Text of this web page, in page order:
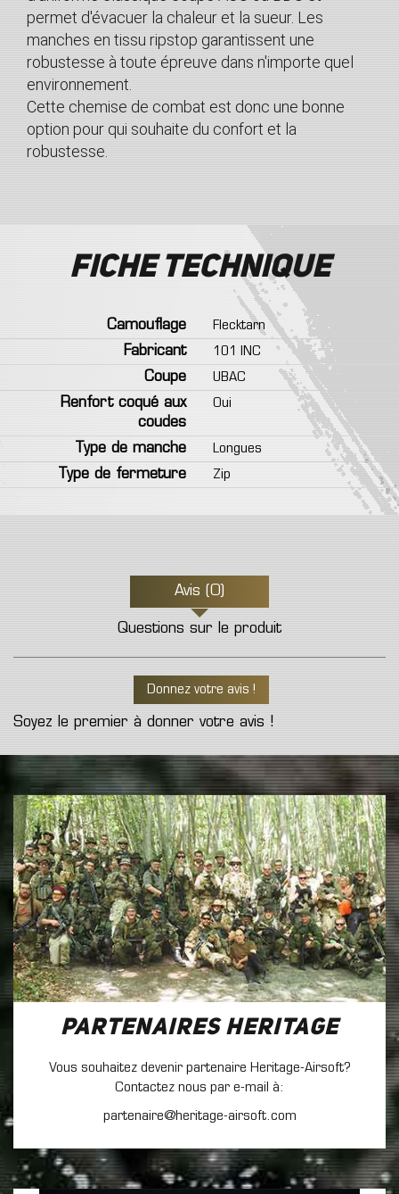
permet d'évacuer la chaleur et la sueur. Les
manches en tissu ripstop garantissent une
robustesse à toute épreuve dans n'importe quel
environnement.
Cette chemise de combat est donc une bonne
option pour qui souhaite du confort et la
robustesse.
Fiche technique
Camouflage
Flecktarn
Fabricant
101 INC
Coupe
UBAC
Renfort coqué aux
coudes
Oui
Type de manche
Longues
Type de fermeture
Zip
Avis (0)
Questions sur le produit
Donnez votre avis !
Soyez le premier à donner votre avis !
Partenaires Heritage
Vous souhaitez devenir partenaire Heritage-Airsoft?
Contactez nous par e-mail à:
partenaire@heritage-airsoft.com